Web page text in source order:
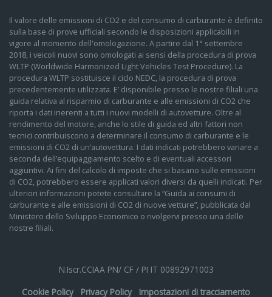
Il valore delle emissioni di CO2 e del consumo di carburante è definito
sulla base di prove ufficiali secondo le disposizioni applicabili in
vigore al momento dell'omologazione. A partire dal 1° settembre
2018, i veicoli nuovi sono omologati ai sensi della procedura di prova
WLTP (Worldwide Harmonized Light Vehicles Test Procedure). La
procedura WLTP sostituisce il ciclo NEDC, la procedura di prova
precedentemente utilizzata. E’ disponibile presso le nostre filiali una
guida relativa al risparmio di carburante e alle emissioni di CO2 che
riporta i dati inerenti a tutti i nuovi modelli di autovetture. Oltre al
rendimento del motore, anche lo stile di guida ed altri fattori non
tecnici contribuiscono a determinare il consumo di carburante e le
emissioni di CO2 di un’autovettura. I dati indicati potrebbero variare a
seconda dell’equipaggiamento scelto e di eventuali accessori
aggiuntivi. Ai fini del calcolo di imposte che si basano sulle emissioni
di CO2, potrebbero essere applicati valori diversi da quelli indicati. Per
ulteriori informazioni potete consultare la “Guida ai consumi di
carburante e alle emissioni di CO2 di nuove vetture”, pubblicata dal
Ministero dello Sviluppo Economico o rivolgervi presso una delle
nostre filiali.
N.Iscr.CCIAA PN/ CF / PI IT 00892971003
Cookie Policy
Privacy Policy Impostazioni di tracciamento